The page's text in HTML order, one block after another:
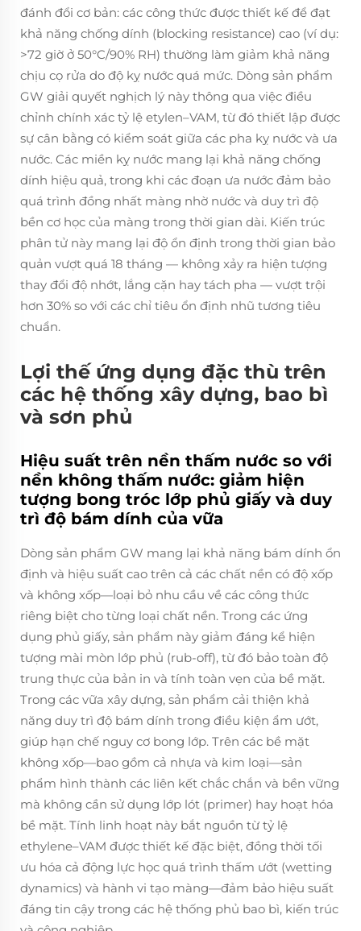
đánh đổi cơ bản: các công thức được thiết kế để đạt
khả năng chống dính (blocking resistance) cao (ví dụ:
>72 giờ ở 50°C/90% RH) thường làm giảm khả năng
chịu cọ rửa do độ kỵ nước quá mức. Dòng sản phẩm
GW giải quyết nghịch lý này thông qua việc điều
chỉnh chính xác tỷ lệ etylen–VAM, từ đó thiết lập được
sự cân bằng có kiểm soát giữa các pha kỵ nước và ưa
nước. Các miền kỵ nước mang lại khả năng chống
dính hiệu quả, trong khi các đoạn ưa nước đảm bảo
quá trình đồng nhất màng nhờ nước và duy trì độ
bền cơ học của màng trong thời gian dài. Kiến trúc
phân tử này mang lại độ ổn định trong thời gian bảo
quản vượt quá 18 tháng — không xảy ra hiện tượng
thay đổi độ nhớt, lắng cặn hay tách pha — vượt trội
hơn 30% so với các chỉ tiêu ổn định nhũ tương tiêu
chuẩn.
Lợi thế ứng dụng đặc thù trên
các hệ thống xây dựng, bao bì
và sơn phủ
Hiệu suất trên nền thấm nước so với
nền không thấm nước: giảm hiện
tượng bong tróc lớp phủ giấy và duy
trì độ bám dính của vữa
Dòng sản phẩm GW mang lại khả năng bám dính ổn
định và hiệu suất cao trên cả các chất nền có độ xốp
và không xốp—loại bỏ nhu cầu về các công thức
riêng biệt cho từng loại chất nền. Trong các ứng
dụng phủ giấy, sản phẩm này giảm đáng kể hiện
tượng mài mòn lớp phủ (rub-off), từ đó bảo toàn độ
trung thực của bản in và tính toàn vẹn của bề mặt.
Trong các vữa xây dựng, sản phẩm cải thiện khả
năng duy trì độ bám dính trong điều kiện ẩm ướt,
giúp hạn chế nguy cơ bong lớp. Trên các bề mặt
không xốp—bao gồm cả nhựa và kim loại—sản
phẩm hình thành các liên kết chắc chắn và bền vững
mà không cần sử dụng lớp lót (primer) hay hoạt hóa
bề mặt. Tính linh hoạt này bắt nguồn từ tỷ lệ
ethylene–VAM được thiết kế đặc biệt, đồng thời tối
ưu hóa cả động lực học quá trình thấm ướt (wetting
dynamics) và hành vi tạo màng—đảm bảo hiệu suất
đáng tin cậy trong các hệ thống phủ bao bì, kiến trúc